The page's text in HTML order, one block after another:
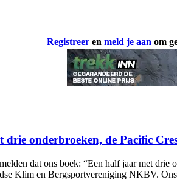
Registreer en meld je aan om
onderbroeken, de Pacific
dat ons boek: “Een half jaar met
Klim en Bergsportvereniging NKBV.